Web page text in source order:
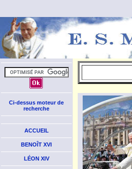
Ci-dessus moteur de
recherche
ACCUEIL
BENOÎT XVI
LÉON XIV